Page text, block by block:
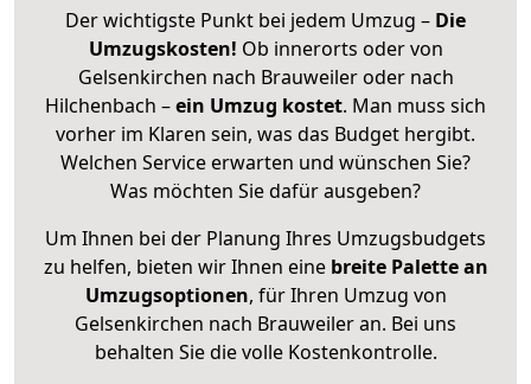
Der wichtigste Punkt bei jedem Umzug – Die
Umzugskosten! Ob innerorts oder von
Gelsenkirchen nach Brauweiler oder nach
Hilchenbach –ein Umzug kostet. Man muss sich
vorher im Klaren sein, was das Budget hergibt.
Welchen Service erwarten und wünschen Sie?
Was möchten Sie dafür ausgeben?
Um Ihnen bei der Planung Ihres Umzugsbudgets
zu helfen, bieten wir Ihnen eine breite Palette an
Umzugsoptionen, für Ihren Umzug von
Gelsenkirchen nach Brauweiler an. Bei uns
behalten Sie die volle Kostenkontrolle.